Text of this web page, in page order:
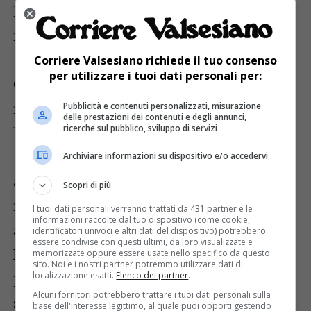
lasciava sei anni fa, è pronta per tornare
nei boschi: riposizionata in un nuovo
tronco, ancora tagliato dalle braccia del
Claudietto, con una bella copertura in
rame, che sabato a un certo punto ha
brillato sotto i raggi di sole spuntati solo
per qualche minuto proprio mentre i suoi
amici erano lì, fuori dalla sua officina, a
ricordarlo, ancora una volta, con tanto
affetto.
Nell’estate la Madonnina tornerà al suo
posto, a dare conforto a passeggiate
silenziose, a proteggere chi del bosco ha
Corriere Valsesiano richiede il tuo consenso
per utilizzare i tuoi dati personali per:
Pubblicità e contenuti personalizzati, misurazione
delle prestazioni dei contenuti e degli annunci,
ricerche sul pubblico, sviluppo di servizi
Archiviare informazioni su dispositivo e/o accedervi
Scopri di più
I tuoi dati personali verranno trattati da 431 partner e le
informazioni raccolte dal tuo dispositivo (come cookie,
identificatori univoci e altri dati del dispositivo) potrebbero
essere condivise con questi ultimi, da loro visualizzate e
memorizzate oppure essere usate nello specifico da questo
sito. Noi e i nostri partner potremmo utilizzare dati di
localizzazione esatti. Elenco dei partner.
Alcuni fornitori potrebbero trattare i tuoi dati personali sulla
base dell'interesse legittimo, al quale puoi opporti gestendo